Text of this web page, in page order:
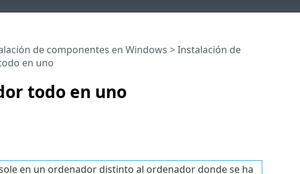
todo en uno
de componentes en Windows >Instalación de
en uno
en un ordenador distinto al ordenador donde se ha